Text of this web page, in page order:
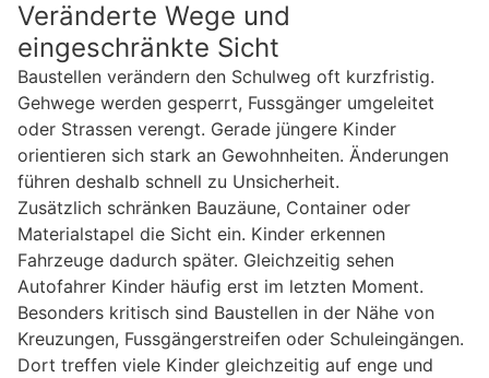
Veränderte Wege und
eingeschränkte Sicht
Baustellen verändern den Schulweg oft kurzfristig.
Gehwege werden gesperrt, Fussgänger umgeleitet
oder Strassen verengt. Gerade jüngere Kinder
orientieren sich stark an Gewohnheiten. Änderungen
führen deshalb schnell zu Unsicherheit.
Zusätzlich schränken Bauzäune, Container oder
Materialstapel die Sicht ein. Kinder erkennen
Fahrzeuge dadurch später. Gleichzeitig sehen
Autofahrer Kinder häufig erst im letzten Moment.
Besonders kritisch sind Baustellen in der Nähe von
Kreuzungen, Fussgängerstreifen oder Schuleingängen.
Dort treffen viele Kinder gleichzeitig auf enge und